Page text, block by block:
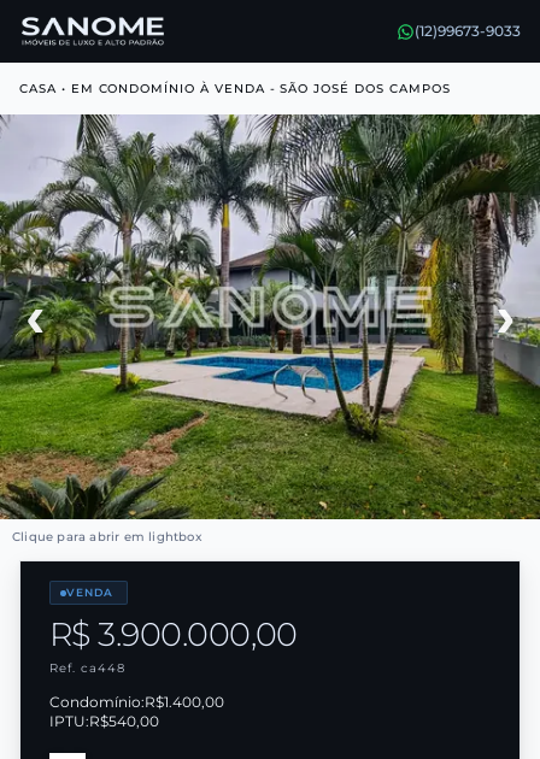
(12)99673-9033
CASA • EM CONDOMÍNIO À VENDA - SÃO JOSÉ DOS CAMPOS
‹ ›
Clique para abrir em lightbox
VENDA
R$ 3.900.000,00
Ref. ca448
Condomínio:R$1.400,00
IPTU:R$540,00